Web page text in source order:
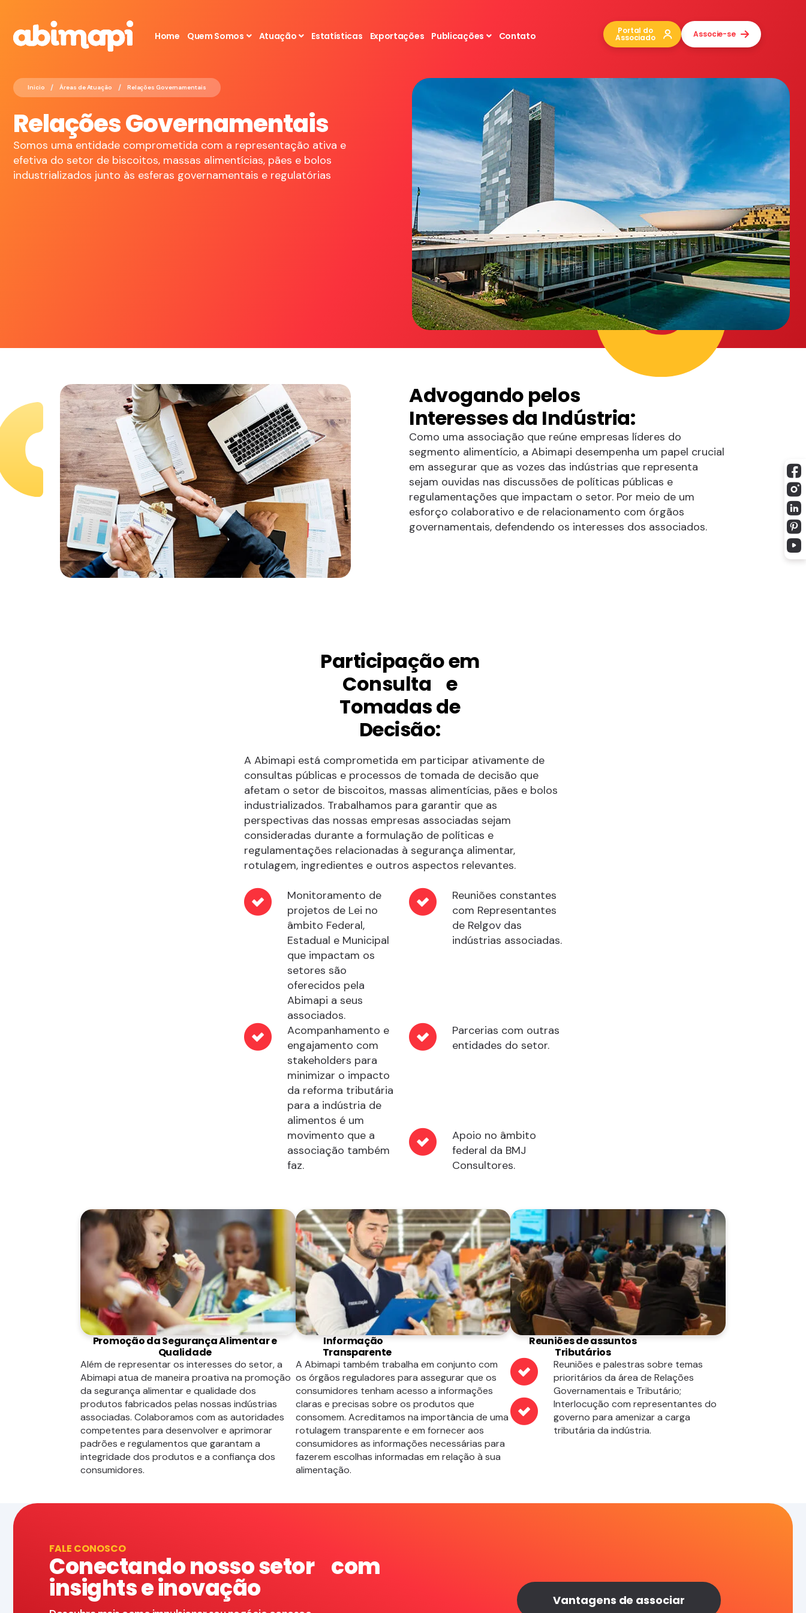
Home Quem Somos Atuação Estatísticas Exportações Publicações Contato Portal do
Associado Associe-se
Inicio / Áreas de Atuação / Relações Governamentais
Relações Governamentais
Somos uma entidade comprometida com a representação ativa e
efetiva do setor de biscoitos, massas alimentícias, pães e bolos
industrializados junto às esferas governamentais e regulatórias
Advogando pelos
Interesses da Indústria:
Como uma associação que reúne empresas líderes do
segmento alimentício, a Abimapi desempenha um papel crucial
em assegurar que as vozes das indústrias que representa
sejam ouvidas nas discussões de políticas públicas e
regulamentações que impactam o setor. Por meio de um
esforço colaborativo e de relacionamento com órgãos
governamentais, defendendo os interesses dos associados.
Participação em
Consulta e
Tomadas de
Decisão:
A Abimapi está comprometida em participar ativamente de
consultas públicas e processos de tomada de decisão que
afetam o setor de biscoitos, massas alimentícias, pães e bolos
industrializados. Trabalhamos para garantir que as
perspectivas das nossas empresas associadas sejam
consideradas durante a formulação de políticas e
regulamentações relacionadas à segurança alimentar,
rotulagem, ingredientes e outros aspectos relevantes.
Monitoramento de
projetos de Lei no
âmbito Federal,
Estadual e Municipal
que impactam os
setores são
oferecidos pela
Abimapi a seus
associados.
Acompanhamento e
engajamento com
stakeholders para
minimizar o impacto
da reforma tributária
para a indústria de
alimentos é um
movimento que a
associação também
faz.
Reuniões constantes
com Representantes
de Relgov das
indústrias associadas.
Parcerias com outras
entidades do setor.
Apoio no âmbito
federal da BMJ
Consultores.
Promoção da Segurança Alimentar e
Qualidade
Além de representar os interesses do setor, a
Abimapi atua de maneira proativa na promoção
da segurança alimentar e qualidade dos
produtos fabricados pelas nossas indústrias
associadas. Colaboramos com as autoridades
competentes para desenvolver e aprimorar
padrões e regulamentos que garantam a
integridade dos produtos e a confiança dos
consumidores.
Informação
Transparente
A Abimapi também trabalha em conjunto com
os órgãos reguladores para assegurar que os
consumidores tenham acesso a informações
claras e precisas sobre os produtos que
consomem. Acreditamos na importância de uma
rotulagem transparente e em fornecer aos
consumidores as informações necessárias para
fazerem escolhas informadas em relação à sua
alimentação.
Reuniões de assuntos
Tributários
Reuniões e palestras sobre temas
prioritários da área de Relações
Governamentais e Tributário;
Interlocução com representantes do
governo para amenizar a carga
tributária da indústria.
FALE CONOSCO
Conectando nosso setor com
insights e inovação Vantagens de associar